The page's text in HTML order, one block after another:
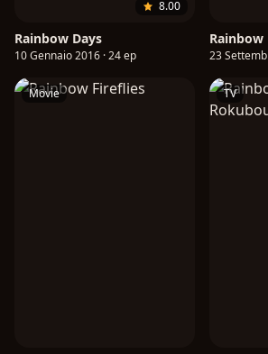
8.00
Rainbow Days
10 Gennaio 2016 · 24 ep
Rainbow
23
Movie TV